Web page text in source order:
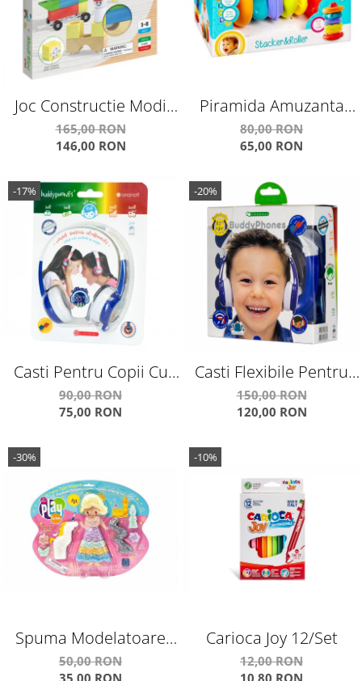
Joc Constructie Modi
Bloc 18 Piese Q0701
165,00 RON
146,00 RON
Piramida Amuzanta
E383565
80,00 RON
65,00 RON
-17%
Casti Pentru Copii Cu
Reglare Nivel Volum Si
Autocolante Discover
90,00 RON
75,00 RON
-20%
Casti Flexibile Pentru
Copii Cu Reglare Nivel
Volum Si Autocolante
150,00 RON
120,00 RON
-30%
Spuma Modelatoare
Fairytale Friends
50,00 RON
35,00 RON
-10%
Carioca Joy 12/Set
12,00 RON
10,80 RON